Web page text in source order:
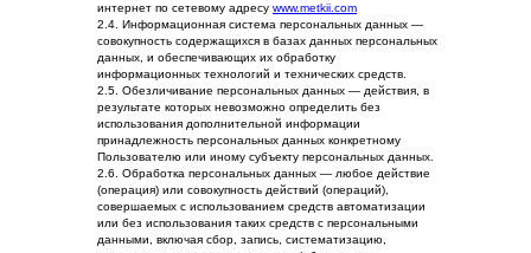
интернет по сетевому адресу www.metkii.com
2.4. Информационная система персональных данных —
совокупность содержащихся в базах данных персональных
данных, и обеспечивающих их обработку
информационных технологий и технических средств.
2.5. Обезличивание персональных данных — действия, в
результате которых невозможно определить без
использования дополнительной информации
принадлежность персональных данных конкретному
Пользователю или иному субъекту персональных данных.
2.6. Обработка персональных данных — любое действие
(операция) или совокупность действий (операций),
совершаемых с использованием средств автоматизации
или без использования таких средств с персональными
данными, включая сбор, запись, систематизацию,